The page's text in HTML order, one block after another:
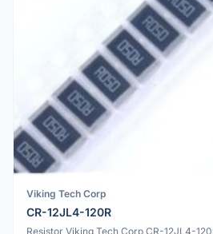
Viking Tech Corp
CR-12JL4-120R
Resistor Viking Tech Corp CR-12JL4-